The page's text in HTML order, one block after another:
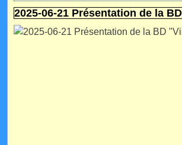
2025-06-21 Présentation de la